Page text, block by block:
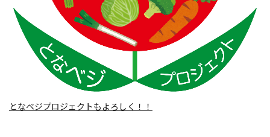
となベジプロジェクトもよろしく！！